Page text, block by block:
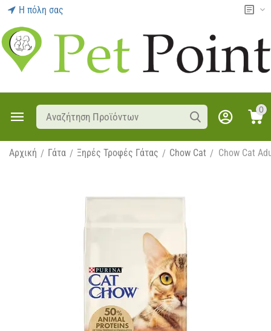
Η πόλη σας
0
Αρχική / Γάτα / Ξηρές Τροφές Γάτας / Chow Cat / Chow Cat